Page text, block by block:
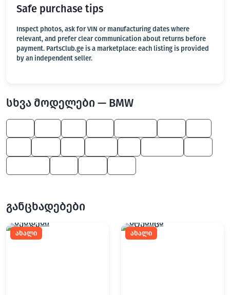
Safe purchase tips
Inspect photos, ask for VIN or manufacturing dates where
relevant, and prefer clear communication about returns before
payment. PartsClub.ge is a marketplace: each listing is provided
by an independent seller.
სხვა მოდელები — BMW
განცხადებები
ახალი ახალი